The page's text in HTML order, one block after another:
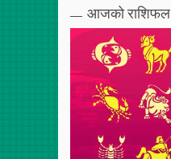
आजको राशिफल